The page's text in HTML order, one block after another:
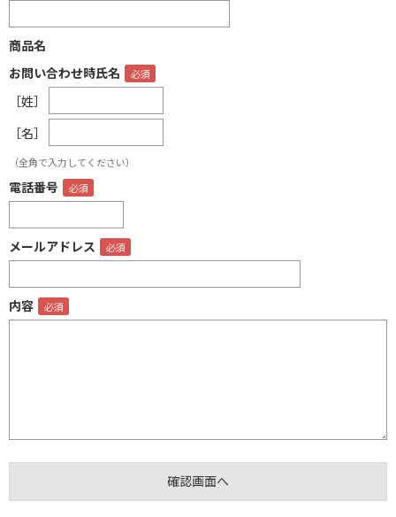
商品名
お問い合わせ時氏名
［姓］
［名］
（全角で入力してください）
電話番号
メールアドレス
内容